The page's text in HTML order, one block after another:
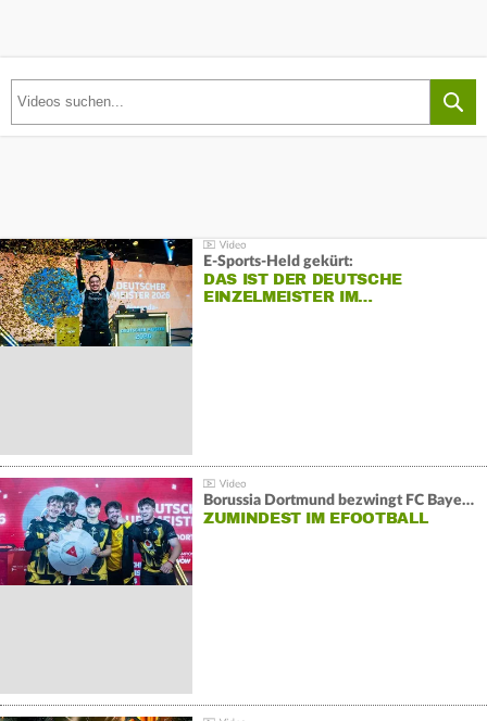
E-Sports-Held gekürt:
DAS IST DER DEUTSCHE
EINZELMEISTER IM…
Borussia Dortmund bezwingt FC Bayern und gewinnt die Meisterschaft
ZUMINDEST IM EFOOTBALL